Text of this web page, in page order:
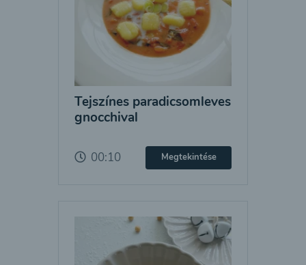
Tejszínes paradicsomleves
gnocchival
00:10 Megtekintése